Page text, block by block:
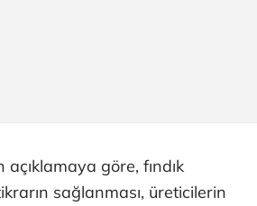
göre, fındık
sağlanması, üreticilerin